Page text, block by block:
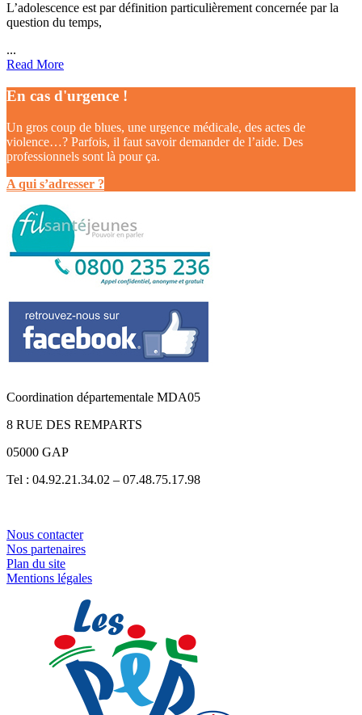
L’adolescence est par définition particulièrement concernée par la
question du temps,
...
Read More
En cas d'urgence !
Un gros coup de blues, une urgence médicale, des actes de
violence…? Parfois, il faut savoir demander de l’aide. Des
professionnels sont là pour ça.
A qui s’adresser ?
Coordination départementale MDA05
8 RUE DES REMPARTS
05000 GAP
Tel : 04.92.21.34.02 – 07.48.75.17.98
Nous contacter
Nos partenaires
Plan du site
Mentions légales